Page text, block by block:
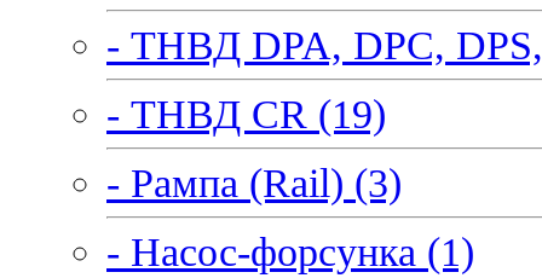
- ТНВД DPA, DPC,
- ТНВД CR (19)
- Рампа (Rail) (3)
- Насос-форсунка (1)